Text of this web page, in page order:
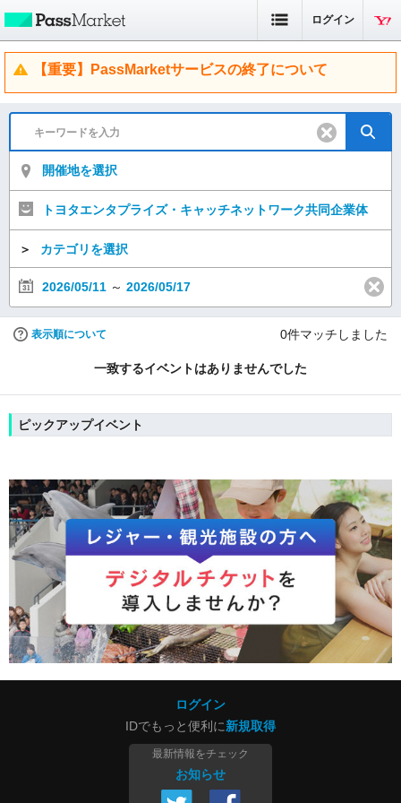
ログイン
【重要】PassMarketサービスの終了について
開催地を選択
トヨタエンタプライズ・キャッチネットワーク共同企業体
＞ カテゴリを選択
2026/05/11 ～ 2026/05/17
表示順について 0件マッチしました
一致するイベントはありませんでした
ピックアップイベント
ログイン
IDでもっと便利に新規取得
最新情報をチェック
お知らせ